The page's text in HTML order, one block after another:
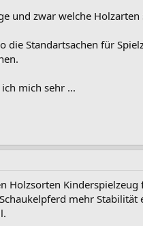
und zwar welche
die Standartsachen für
mich sehr ...
Holzsorten
mehr